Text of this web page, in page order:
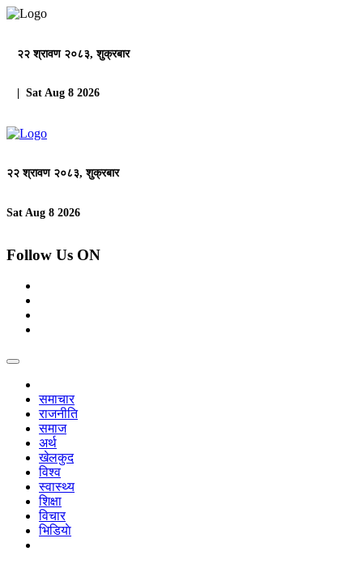
२२ श्रावण २०८३, शुक्रबार
| Sat Aug 8 2026
२२ श्रावण २०८३, शुक्रबार
Sat Aug 8 2026
Follow Us ON
समाचार
राजनीति
समाज
अर्थ
खेलकुद
विश्व
स्वास्थ्य
शिक्षा
विचार
भिडियाे